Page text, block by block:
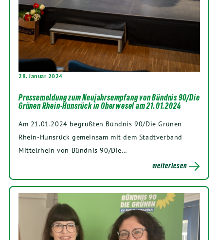
28. Januar 2024
Pressemeldung zum Neujahrsempfang von Bündnis 90/Die
Grünen Rhein-Hunsrück in Oberwesel am 21.01.2024
Am 21.01.2024 begrüßten Bündnis 90/Die Grünen
Rhein-Hunsrück gemeinsam mit dem Stadtverband
Mittelrhein von Bündnis 90/Die…
weiterlesen